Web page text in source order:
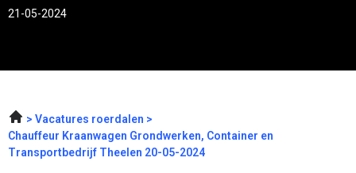
21-05-2024
Vacatures roerdalen
Chauffeur Kraanwagen Grondwerken, Container en
Transportbedrijf Theelen 20-05-2024